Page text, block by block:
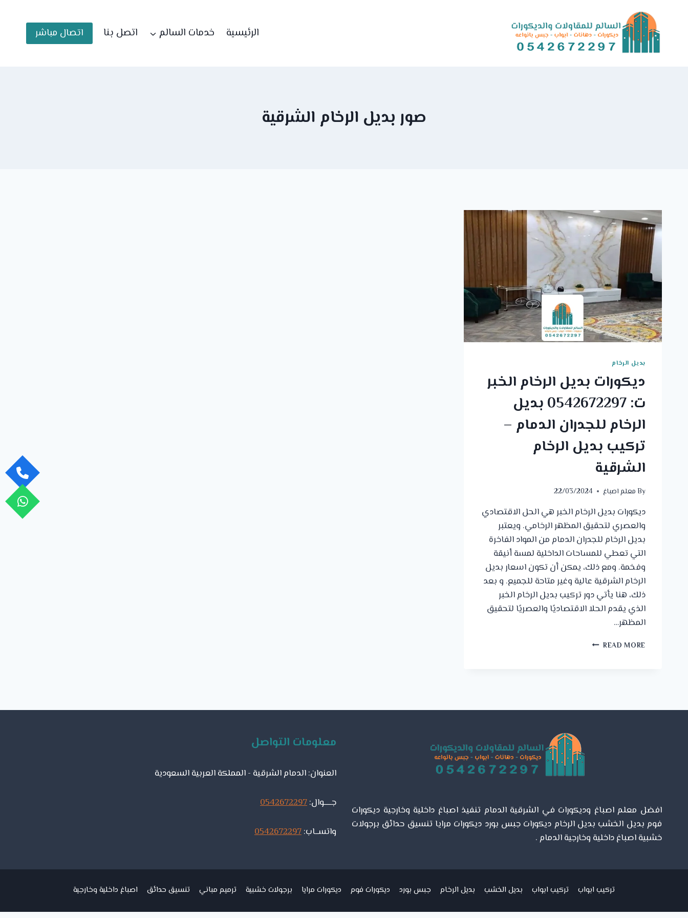
الرئيسية خدمات السالم اتصل بنا اتصال مباشر
صور بديل الرخام الشرقية
بديل الرخام
ديكورات بديل الرخام الخبر
ت: 0542672297 بديل
الرخام للجدران الدمام –
تركيب بديل الرخام
الشرقية
Byمعلم اصباغ 22/03/2024
ديكورات بديل الرخام الخبر هي الحل الاقتصادي
والعصري لتحقيق المظهر الرخامي. ويعتبر
بديل الرخام للجدران الدمام من المواد الفاخرة
التي تعطي للمساحات الداخلية لمسة أنيقة
وفخمة. ومع ذلك، يمكن أن تكون اسعار بديل
الرخام الشرقية عالية وغير متاحة للجميع. و بعد
ذلك، هنا يأتي دور تركيب بديل الرخام الخبر
الذي يقدم الحلا الاقتصاديًا والعصريًا لتحقيق
المظهر…
READ MOREديكورات
بديل
افضل معلم اصباغ وديكورات في الشرقية الدمام تنفيذ اصباغ داخلية وخارجية ديكورات
فوم بديل الخشب بديل الرخام ديكورات جبس بورد ديكورات مرايا تنسيق حدائق برجولات
خشبية اصباغ داخلية وخارجية الدمام .
معلومات التواصل
العنوان: الدمام الشرقية - المملكة العربية السعودية
جـــــوال:0542672297
واتســاب:0542672297
تركيب ابواب تركيب ابواب بديل الخشب بديل الرخام جبس بورد ديكورات فوم ديكورات مرايا برجولات خشبية ترميم مباني تنسيق حدائق اصباغ داخلية وخارجية